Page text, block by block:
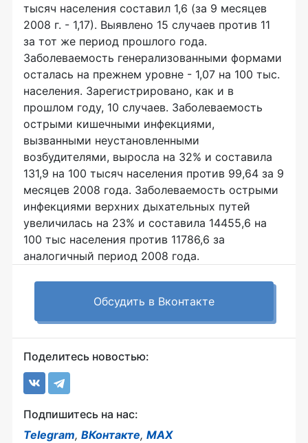
тысяч населения составил 1,6 (за 9 месяцев
2008 г. - 1,17). Выявлено 15 случаев против 11
за тот же период прошлого года.
Заболеваемость генерализованными формами
осталась на прежнем уровне - 1,07 на 100 тыс.
населения. Зарегистрировано, как и в
прошлом году, 10 случаев. Заболеваемость
острыми кишечными инфекциями,
вызванными неустановленными
возбудителями, выросла на 32% и составила
131,9 на 100 тысяч населения против 99,64 за 9
месяцев 2008 года. Заболеваемость острыми
инфекциями верхних дыхательных путей
увеличилась на 23% и составила 14455,6 на
100 тыс населения против 11786,6 за
аналогичный период 2008 года.
Обсудить в Вконтакте
Поделитесь новостью:
Подпишитесь на нас:
Telegram, ВКонтакте, MAX